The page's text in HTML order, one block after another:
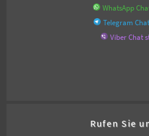
WhatsApp
Telegram
Viber Chat
Rufen Sie